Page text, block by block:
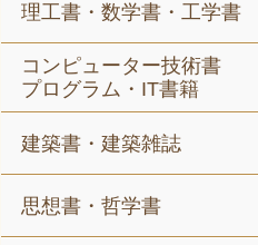
理工書・数学書・工学書
コンピューター技術書
プログラム・IT書籍
建築書・建築雑誌
思想書・哲学書